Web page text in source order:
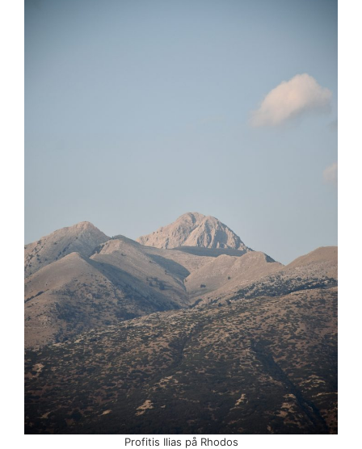
Profitis Ilias på Rhodos